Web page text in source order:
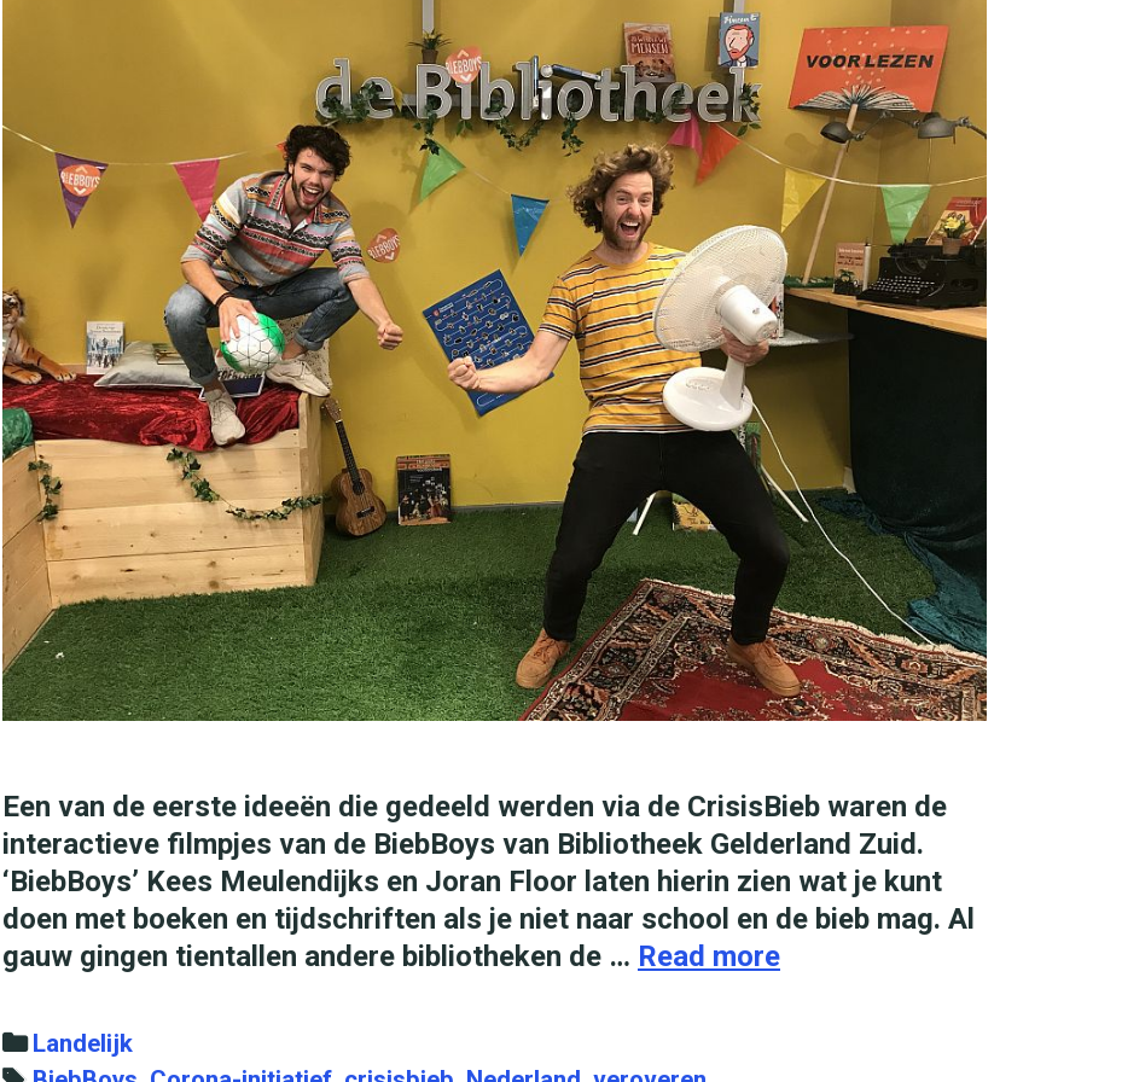
Een van de eerste ideeën die gedeeld werden via de CrisisBieb waren de
interactieve filmpjes van de BiebBoys van Bibliotheek Gelderland Zuid.
‘BiebBoys’ Kees Meulendijks en Joran Floor laten hierin zien wat je kunt
doen met boeken en tijdschriften als je niet naar school en de bieb mag. Al
gauw gingen tientallen andere bibliotheken de … Read more
C
Landelijk